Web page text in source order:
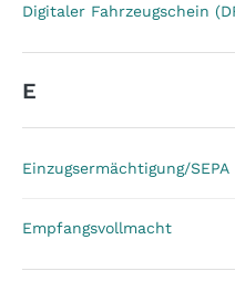
Digitaler Fahrzeugschein
E
Einzugsermächtigung/SEPA
Empfangsvollmacht